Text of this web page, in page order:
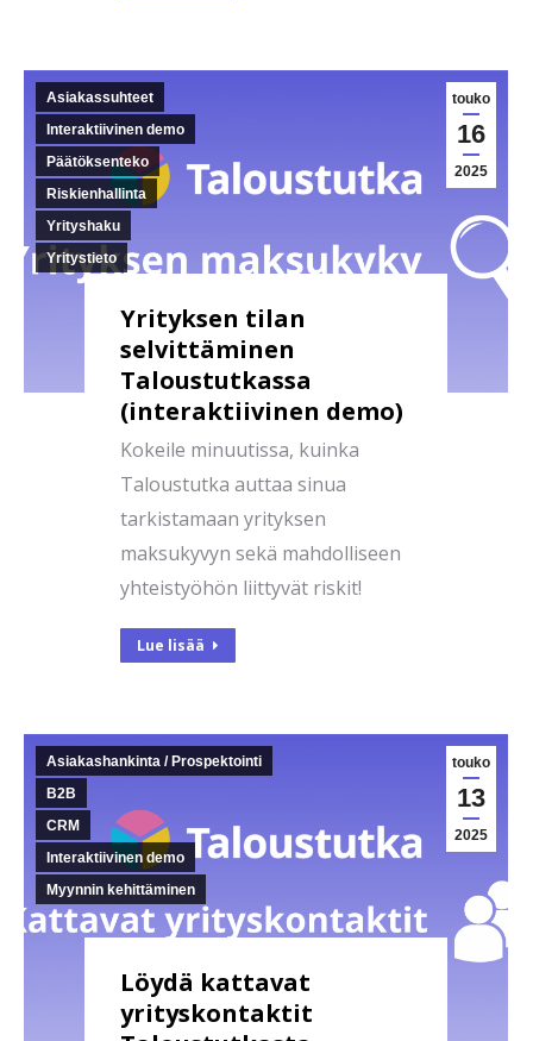
touko
16
2025
Asiakassuhteet
Interaktiivinen demo
Päätöksenteko
Riskienhallinta
Yrityshaku
Yritystieto
Yrityksen tilan
selvittäminen
Taloustutkassa
(interaktiivinen demo)
Kokeile minuutissa, kuinka
Taloustutka auttaa sinua
tarkistamaan yrityksen
maksukyvyn sekä mahdolliseen
yhteistyöhön liittyvät riskit!
Lue lisää
touko
13
2025
Asiakashankinta / Prospektointi
B2B
CRM
Interaktiivinen demo
Myynnin kehittäminen
Löydä kattavat
yrityskontaktit